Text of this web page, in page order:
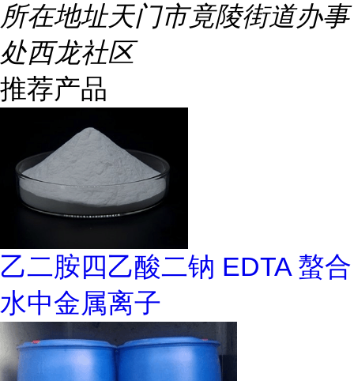
所在地址天门市竟陵街道办事
处西龙社区
推荐产品
乙二胺四乙酸二钠 EDTA 螯合
水中金属离子